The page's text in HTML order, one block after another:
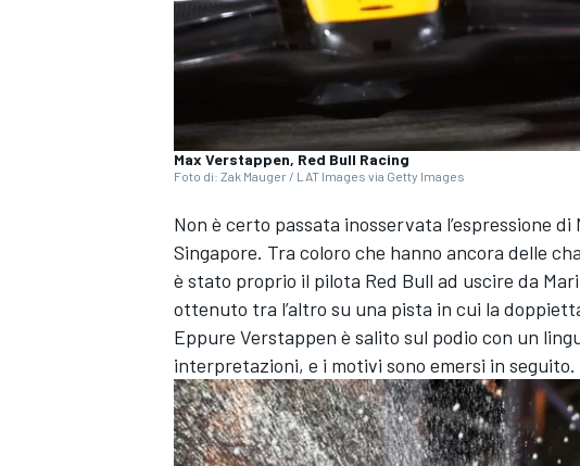
MONOPOSTO
Max Verstappen, Red Bull Racing
Foto di: Zak Mauger / LAT Images via Getty Images
Non è certo passata inosservata l’espressione
Singapore. Tra coloro che hanno ancora delle
è stato proprio il pilota Red Bull ad uscire da
ottenuto tra l’altro su una pista in cui la
Eppure Verstappen è salito sul podio con un
interpretazioni, e i motivi sono emersi in seguito.